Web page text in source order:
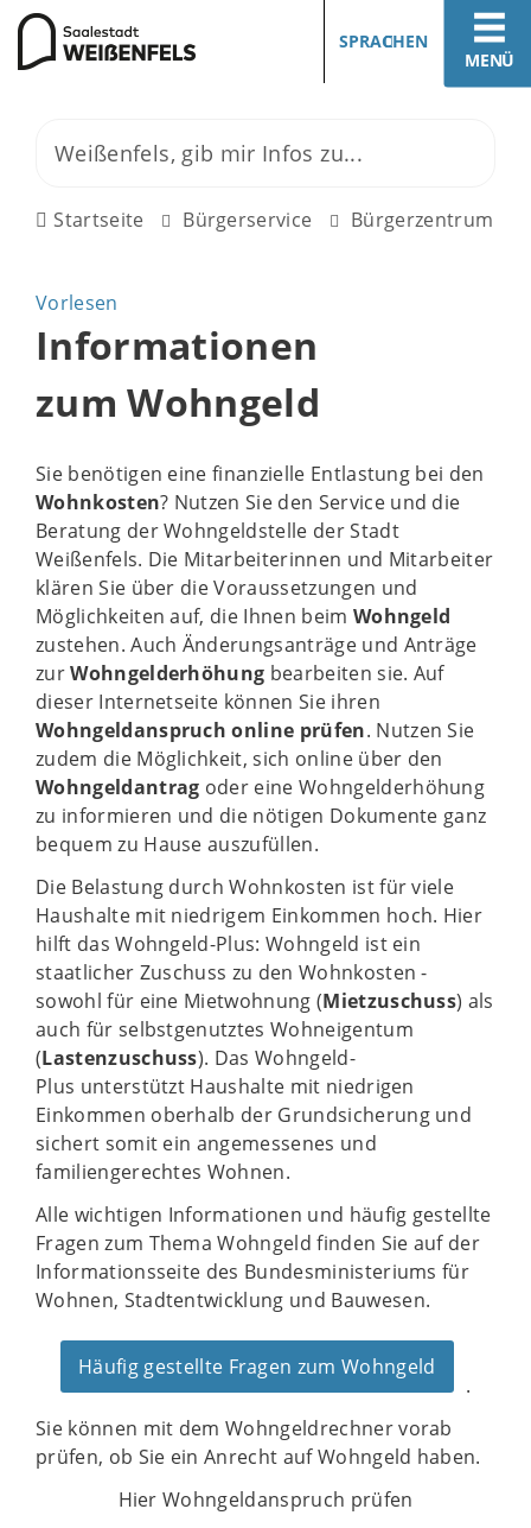
MENÜ
SPRACHEN
Startseite Bürgerservice Bürgerzentrum
Vorlesen
Informationen
zum Wohngeld
Sie benötigen eine finanzielle Entlastung bei den
Wohnkosten? Nutzen Sie den Service und die
Beratung der Wohngeldstelle der Stadt
Weißenfels. Die Mitarbeiterinnen und Mitarbeiter
klären Sie über die Voraussetzungen und
Möglichkeiten auf, die Ihnen beim Wohngeld
zustehen. Auch Änderungsanträge und Anträge
zurWohngelderhöhung bearbeiten sie. Auf
dieser Internetseite können Sie ihren
Wohngeldanspruch online prüfen. Nutzen Sie
zudem die Möglichkeit, sich online über den
Wohngeldantrag oder eine Wohngelderhöhung
zu informieren und die nötigen Dokumente ganz
bequem zu Hause auszufüllen.
Die Belastung durch Wohnkosten ist für viele
Haushalte mit niedrigem Einkommen hoch. Hier
hilft das Wohngeld-Plus: Wohngeld ist ein
staatlicher Zuschuss zu den Wohnkosten -
sowohl für eine Mietwohnung (Mietzuschuss) als
auch für selbstgenutztes Wohneigentum
(Lastenzuschuss). Das Wohngeld-
Plus unterstützt Haushalte mit niedrigen
Einkommen oberhalb der Grundsicherung und
sichert somit ein angemessenes und
familiengerechtes Wohnen.
Alle wichtigen Informationen und häufig gestellte
Fragen zum Thema Wohngeld finden Sie auf der
Informationsseite des Bundesministeriums für
Wohnen, Stadtentwicklung und Bauwesen.
Häufig gestellte Fragen zum Wohngeld
.
Sie können mit dem Wohngeldrechner vorab
prüfen, ob Sie ein Anrecht auf Wohngeld haben.
Hier Wohngeldanspruch prüfen